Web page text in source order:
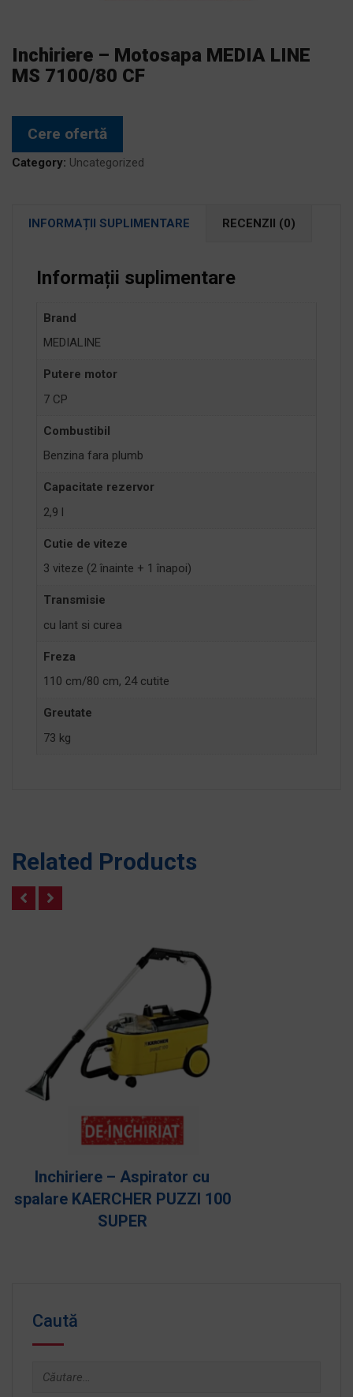
Inchiriere – Motosapa MEDIA LINE
MS 7100/80 CF
Cere ofertă
Category: Uncategorized
INFORMAȚII SUPLIMENTARE RECENZII (0)
Informații suplimentare
Brand
MEDIALINE
Putere motor
7 CP
Combustibil
Benzina fara plumb
Capacitate rezervor
2,9 l
Cutie de viteze
3 viteze (2 înainte + 1 înapoi)
Transmisie
cu lant si curea
Freza
110 cm/80 cm, 24 cutite
Greutate
73 kg
Related Products
Inchiriere – Aparat de spalat
cu presiune KAERCHER HD
10/23 S PLUS
Caută
Caută